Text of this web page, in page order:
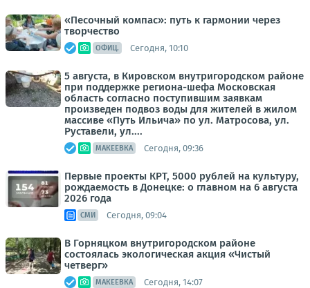
«Песочный компас»: путь к гармонии через
творчество
ОФИЦ. Сегодня, 10:10
5 августа, в Кировском внутригородском районе
при поддержке региона-шефа Московская
область согласно поступившим заявкам
произведен подвоз воды для жителей в жилом
массиве «Путь Ильича» по ул. Матросова, ул.
Руставели, ул....
МАКЕЕВКА Сегодня, 09:36
Первые проекты КРТ, 5000 рублей на культуру,
рождаемость в Донецке: о главном на 6 августа
2026 года
СМИ Сегодня, 09:04
В Горняцком внутригородском районе
состоялась экологическая акция «Чистый
четверг»
МАКЕЕВКА Сегодня, 14:07